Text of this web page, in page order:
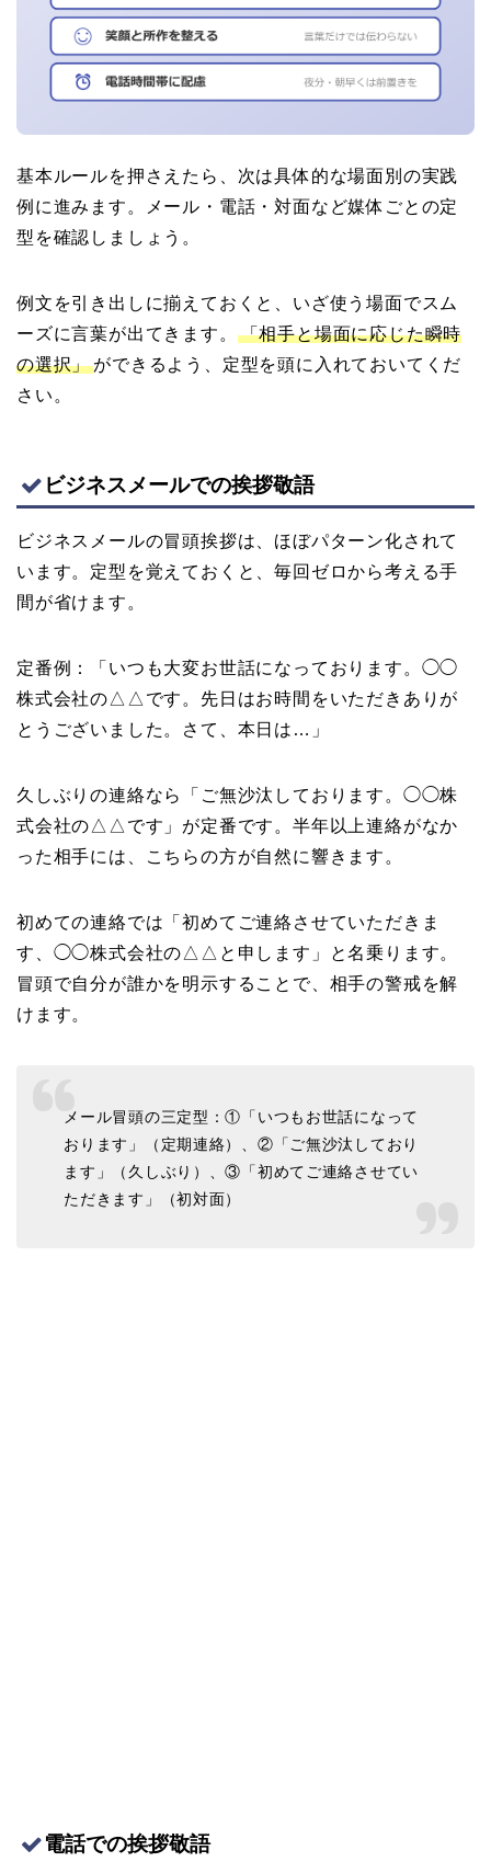
基本ルールを押さえたら、次は具体的な場面別の実践
例に進みます。メール・電話・対面など媒体ごとの定
型を確認しましょう。
例文を引き出しに揃えておくと、いざ使う場面でスム
ーズに言葉が出てきます。
「相手と場面に応じた瞬時
の選択」 ができるよう、定型を頭に入れておいてくだ
さい。
ビジネスメールでの挨拶敬語
ビジネスメールの冒頭挨拶は、ほぼパターン化されて
います。定型を覚えておくと、毎回ゼロから考える手
間が省けます。
定番例：「いつも大変お世話になっております。◯◯
株式会社の△△です。先日はお時間をいただきありが
とうございました。さて、本日は…」
久しぶりの連絡なら「ご無沙汰しております。◯◯株
式会社の△△です」が定番です。半年以上連絡がなか
った相手には、こちらの方が自然に響きます。
初めての連絡では「初めてご連絡させていただきま
す、◯◯株式会社の△△と申します」と名乗ります。
冒頭で自分が誰かを明示することで、相手の警戒を解
けます。
メール冒頭の三定型：①「いつもお世話になって
おります」（定期連絡）、②「ご無沙汰しており
ます」（久しぶり）、③「初めてご連絡させてい
ただきます」（初対面）
電話での挨拶敬語